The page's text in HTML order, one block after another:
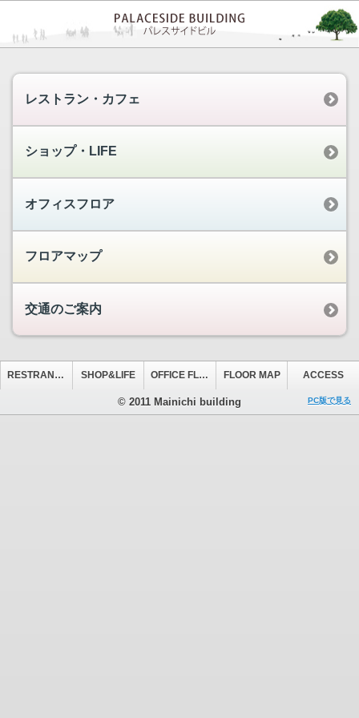
レストラン・カフェ
ショップ・LIFE
オフィスフロア
フロアマップ
交通のご案内
RESTRANT&CAFE SHOP&LIFE OFFICE FLOOR FLOOR MAP ACCESS
© 2011 Mainichi building PC版で見る